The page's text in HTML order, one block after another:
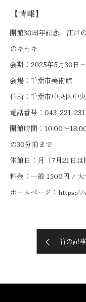
【情報】
開館30周年記念 江戸
のキセキ
会期：2025年5月30日
会場：千葉市美術館
住所：千葉市中央区中
電話番号：043-221-
開館時間：10:00〜
の30分前まで
休館日：月（7月21日は
料金：一般 1500円 /
ホームページ： https://
前の記事